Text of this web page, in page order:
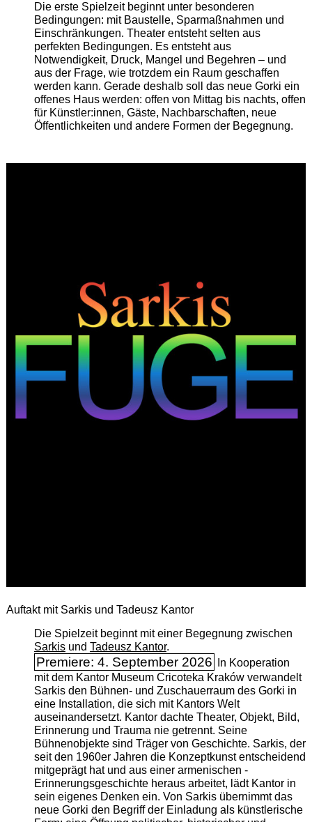
Die erste Spielzeit beginnt unter besonderen
Bedingungen: mit Baustelle, Sparmaßnahmen und
Einschränkungen. Theater entsteht selten aus
perfekten Bedingungen. Es entsteht aus
Notwendigkeit, Druck, Mangel und Begehren – und
aus der Frage, wie trotzdem ein Raum geschaffen
werden kann. Gerade deshalb soll das neue Gorki ein
offenes Haus werden: offen von Mittag bis nachts, offen
für Künstler:innen, Gäste, Nachbarschaften, neue
Öffentlichkeiten und andere Formen der Begegnung.
Auftakt mit Sarkis und Tadeusz Kantor
Die Spielzeit beginnt mit einer Begegnung zwischen
Sarkisund Tadeusz Kantor.
Premiere: 4. September 2026
In Kooperation
mit dem Kantor Museum Cricoteka Kraków verwandelt
Sarkis den Bühnen- und Zuschauerraum des Gorki in
eine Installation, die sich mit Kantors Welt
auseinandersetzt. Kantor dachte Theater, Objekt, Bild,
Erinnerung und Trauma nie getrennt. Seine
Bühnenobjekte sind Träger von Geschichte. Sarkis, der
seit den 1960er Jahren die Konzeptkunst entscheidend
mitgeprägt hat und aus einer armenischen ­
Erinnerungsgeschichte heraus arbeitet, lädt Kantor in
sein eigenes Denken ein. Von Sarkis übernimmt das
neue Gorki den Begriff der Einladung als künstlerische